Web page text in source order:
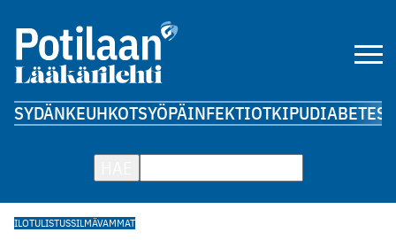
SYDÄNKEUHKOTSYÖPÄINFEKTIOTKIPUDIABETES
ILOTULISTUSSILMÄVAMMAT